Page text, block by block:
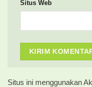
Situs Web
Situs ini menggunakan